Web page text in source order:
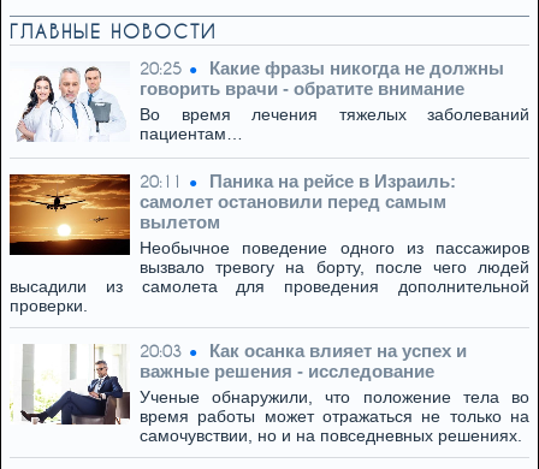
ГЛАВНЫЕ НОВОСТИ
20:25
Какие фразы никогда не должны
говорить врачи - обратите внимание
Во время лечения тяжелых заболеваний
пациентам…
20:11
Паника на рейсе в Израиль:
самолет остановили перед самым
вылетом
Необычное поведение одного из пассажиров
вызвало тревогу на борту, после чего людей
высадили из самолета для проведения дополнительной
проверки.
20:03
Как осанка влияет на успех и
важные решения - исследование
Ученые обнаружили, что положение тела во
время работы может отражаться не только на
самочувствии, но и на повседневных решениях.